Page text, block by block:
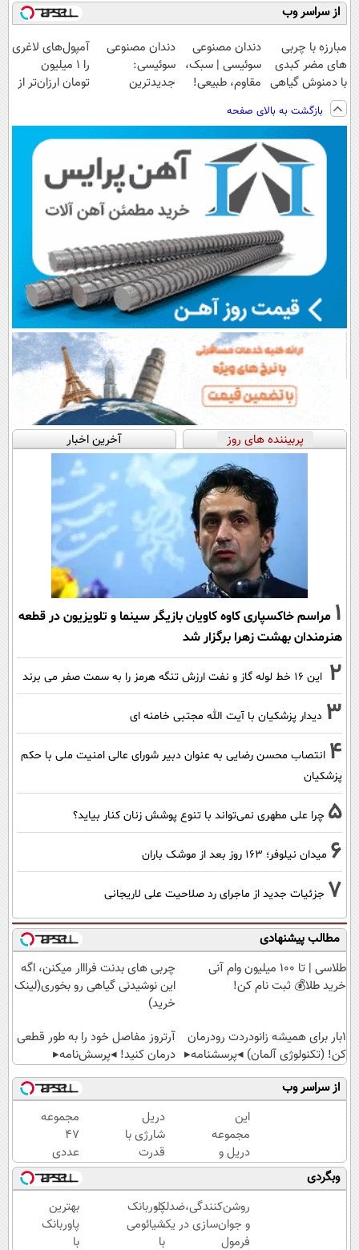
از سراسر وب
مبارزه با چربی
های مضر کبدی
با دمنوش گیاهی
پاکسازی
کبد(تخفیف تا
امشب)
دندان مصنوعی
سوئیسی | سبک،
مقاوم، طبیعی!
رایگان+پرداخت
اقساطی😍
دندان مصنوعی
سوئیسی:
جدیدترین
پرداخت قسطی
آمپول‌های لاغری
را ۱ میلیون
تومان ارزان‌تر از
بازگشت به بالای صفحه
پربیننده های روز آخرین اخبار
1 مراسم خاکسپاری کاوه کاویان بازیگر سینما و تلویزیون در قطعه
هنرمندان بهشت زهرا برگزار شد
2 این 16 خط لوله گاز و نفت ارزش تنگه هرمز را به سمت صفر می برند
3 دیدار پزشکیان با آیت الله مجتبی خامنه ای
4 انتصاب محسن رضایی به عنوان دبیر شورای عالی امنیت ملی با حکم
پزشکیان
5 چرا علی مطهری نمی‌تواند با تنوع پوشش زنان کنار بیاید؟
6 میدان نیلوفر؛ ۱۶۳ روز بعد از موشک باران
7 جزئیات جدید از ماجرای رد صلاحیت علی لاریجانی
مطالب پیشنهادی
طلاسی | تا 100 میلیون وام آنی
خرید طلا💰 ثبت نام کن!
چربی های بدنت فرااار میکنن، اگه
این نوشیدنی گیاهی رو بخوری(لینک
خرید)
1بار برای همیشه زانودردت رودرمان
کن! (تکنولوژی آلمان) ◂پرسشنامه▸
آرتروز مفاصل خود را به طور قطعی
درمان کنید! ◂پرسش‌نامه▸
از سراسر وب
این
مجموعه
دریل و
پیچ
گوشتی
رو با
گارانتی و
نصف
دریل
شارژی با
قدرت
سوپرمن😉
(مجموعه47عددی
با گارانتی
تعویض)
مجموعه
47
عددی
دریل
پیچ
گوشتی
شارژی
(تخفیف
وبگردی
روشن‌کنندگی،ضد‌لک
و جوان‌سازی در یک
فرمول
پاوربانک
شیائومی
با
بهترین
پاوربانک
با